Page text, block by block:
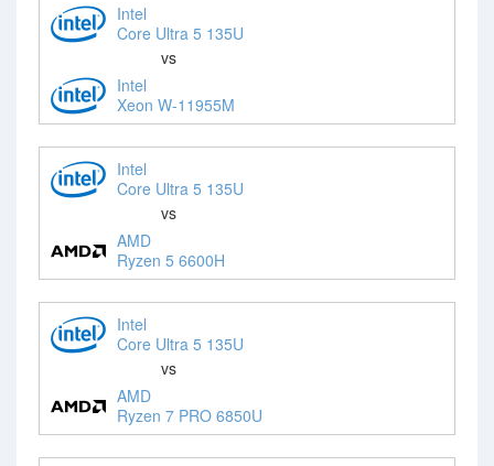
Intel
Core Ultra 5 135U
vs
Intel
Xeon W-11955M
Intel
Core Ultra 5 135U
vs
AMD
Ryzen 5 6600H
Intel
Core Ultra 5 135U
vs
AMD
Ryzen 7 PRO 6850U